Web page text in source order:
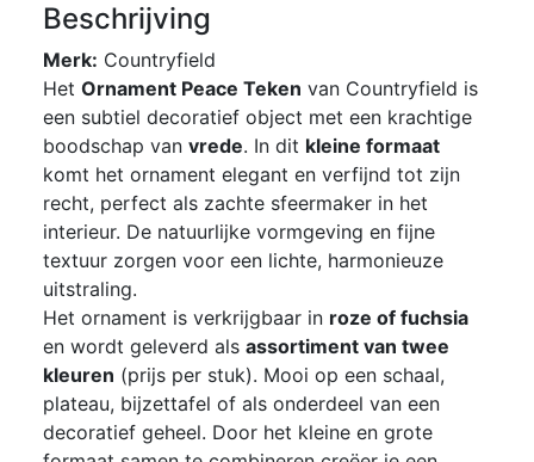
Beschrijving
Merk: Countryfield
Het Ornament Peace Teken van Countryfield is
een subtiel decoratief object met een krachtige
boodschap van vrede. In dit kleine formaat
komt het ornament elegant en verfijnd tot zijn
recht, perfect als zachte sfeermaker in het
interieur. De natuurlijke vormgeving en fijne
textuur zorgen voor een lichte, harmonieuze
uitstraling.
Het ornament is verkrijgbaar in roze of fuchsia
en wordt geleverd als assortiment van twee
kleuren (prijs per stuk). Mooi op een schaal,
plateau, bijzettafel of als onderdeel van een
decoratief geheel. Door het kleine en grote